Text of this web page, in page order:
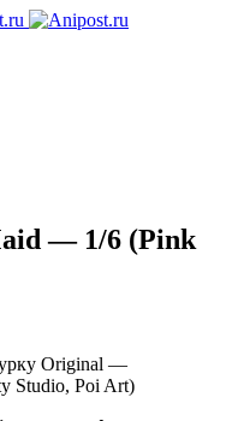
— 1/6 (Pink
Original —
Studio, Poi Art)